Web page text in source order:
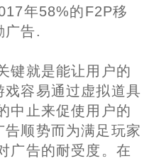
年58%的F2P移
广告.
键就是能让用户的
容易通过虚拟道具
中止来促使用户的
顺势而为满足玩家
广告的耐受度。在